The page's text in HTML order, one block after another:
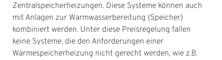
Zentralspeicherheizungen. Diese Systeme können auch
mit Anlagen zur Warmwasserbereitung (Speicher)
kombiniert werden. Unter diese Preisregelung fallen
keine Systeme, die den Anforderungen einer
Wärmespeicherheizung nicht gerecht werden, wie z.B.